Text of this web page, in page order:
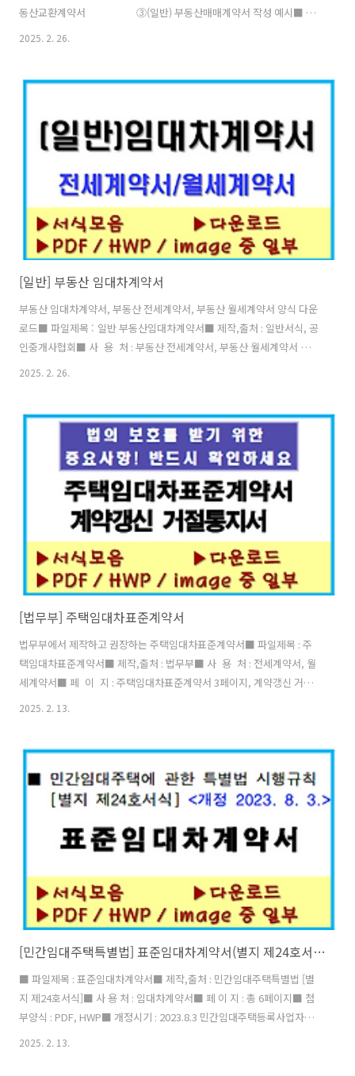
동산교환계약서 ③(일반) 부동산매매계약서 작성 예시■ 제
작,출처 : 일반계약서, 한국공인중개사협회■ 사 용 처 : 부동산 매매거
택, 토지, 상가, 오피스텔 등 부동산을 매매거래나 교환거래시 사용할 수
계약조건에 맞게 수정하여 사용하시면 됩니다. 부동산 매매계약서는 작
성 예시도 함..
2025. 2. 26.
[일반] 부동산 임대차계약서
부동산 임대차계약서, 부동산 전세계약서, 부동산 월세계약서 양식 다운
로드■ 파일제목 : 일반 부동산임대차계약서■ 제작,출처 : 일반서식, 공
인중개사협회■ 사 용 처 : 부동산 전세계약서, 부동산 월세계약서 ■
제공양식 : PDF, HWP■ 업 로 드 : 2025.2.26 (write by 버건디) 일반
중개사협회에서 제공하는 서식이며, 옛날 문구점에서 구매하였던 서식
하고도 비슷합니다. 공인중개사 없이 직거래시에 사용하시면 편리합니
다. ■ 첨부파일 이미지 ■ 임대차계약서 양식 다운로드 ■ 함께 보
면 좋은 글☞ (민간임대사업자용) 부동산 표준임대차계약서 ☞ (법무..
2025. 2. 26.
[법무부] 주택임대차표준계약서
법무부에서 제작하고 권장하는 주택임대차표준계약서■ 파일제목 : 주
택임대차표준계약서■ 제작,출처 : 법무부■ 사 용 처 : 전세계약서, 월
세계약서■ 페 이 지 : 주택임대차표준계약서 3페이지, 계약갱신 거절
법무부에서는 임대차계약을 체결할 때 사용하도록 권장하는 계약서 양
식인 주택임대차표준계약서를 만들어 배포하고 있습니다. ■ 주택
임대차표준계약서 와 계약갱신거절통지서▶법무부에서 주택임대차표
함께 배포..
2025. 2. 13.
[민간임대주택특별법] 표준임대차계약서(별지 제24호서식) - 개정 2023.8.3
■ 파일제목 : 표준임대차계약서■ 제작,출처 : 민간임대주택특별법 [별
지 제24호서식]■ 사 용 처 : 임대차계약서■ 페 이 지 : 총 6페이지■ 첨
부양식 : PDF, HWP■ 개정시기 : 2023.8.3 민간임대주택등록사업자용
표준임대차계약서=> 아래 링크에서 2025년 6월 4일 새로 개정된 계약
2025. 2. 13.